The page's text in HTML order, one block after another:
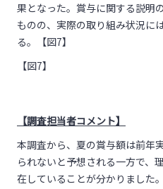
果となった。賞与に関する説明
ものの、実際の取り組み状況に
る。【図7】
【図7】
【調査担当者コメント】
本調査から、夏の賞与額は前年
られないと予想される一方で、
在していることが分かりました